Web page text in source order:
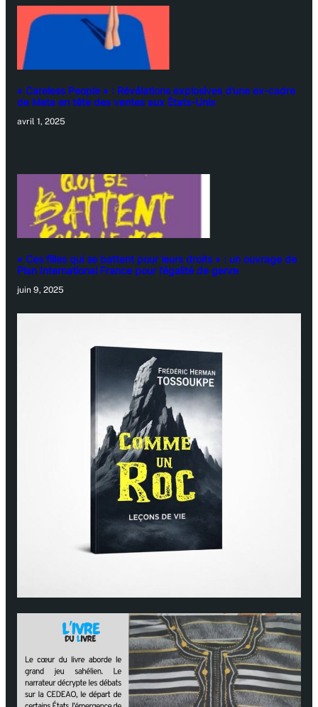
« Careless People » : Révélations explosives d’une ex-cadre
de Meta en tête des ventes aux États-Unis
avril 1, 2025
« Ces filles qui se battent pour leurs droits » : un ouvrage de
Plan International France pour l’égalité de genre
juin 9, 2025